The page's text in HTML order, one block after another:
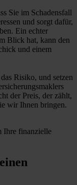
Sie im Schadensfall
und sorgt dafür,
Ein echter
Blick hat, kann den
und einem
Risiko, und setzen
der Preis, der zählt,
wir Ihnen bringen.
Ihre finanzielle